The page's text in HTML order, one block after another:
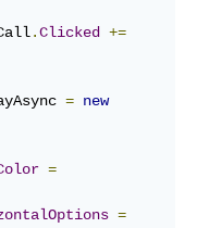
.Clicked
+=
= new
=
=